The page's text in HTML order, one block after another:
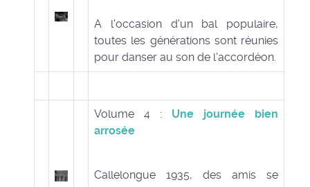
A l'occasion d'un bal populaire,
toutes les générations sont réunies
pour danser au son de l'accordéon.
Volume 4 : Une journée bien
arrosée
Callelongue 1935, des amis se